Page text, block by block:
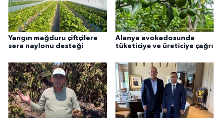
Yangın mağduru çiftçilere
sera naylonu desteği
Alanya avokadosunda
tüketiciye ve üreticiye çağrı